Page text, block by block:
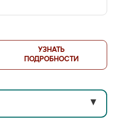
УЗНАТЬ
ПОДРОБНОСТИ
▼